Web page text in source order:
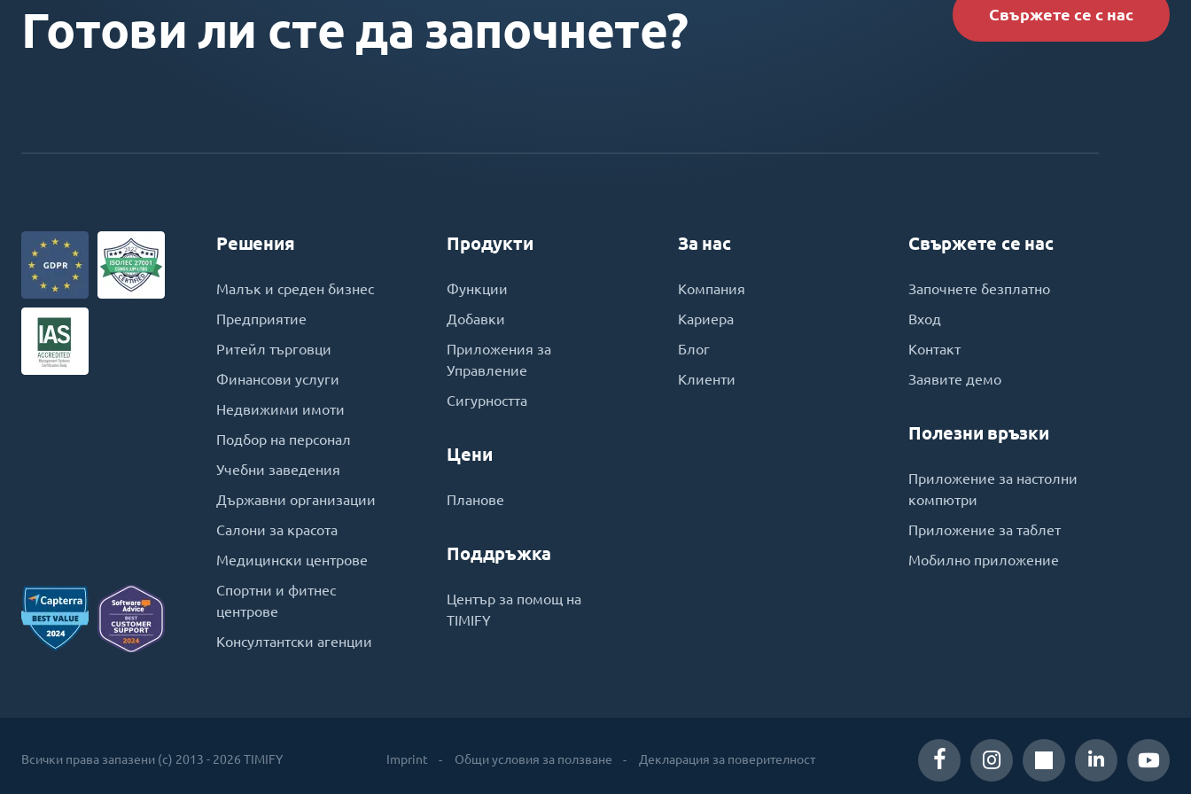
Готови ли сте да започнете? Свържете се с нас
Решения
Малък и среден бизнес
Предприятие
Ритейл търговци
Финансови услуги
Недвижими имоти
Подбор на персонал
Учебни заведения
Държавни организации
Салони за красота
Медицински центрове
Спортни и фитнес
центрове
Консултантски агенции
Продукти
Функции
Добавки
Приложения за
Управление
Сигурността
Цени
Планове
Поддръжка
Център за помощ на
TIMIFY
За нас
Компания
Кариера
Блог
Клиенти
Свържете се нас
Започнете безплатно
Вход
Контакт
Заявите демо
Полезни връзки
Приложение за настолни
компютри
Приложение за таблет
Мобилно приложение
Всички права запазени (c) 2013 - 2026 TIMIFY Imprint Общи условия за ползване Декларация за поверителност